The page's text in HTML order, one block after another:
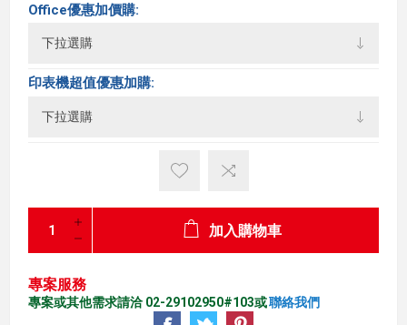
Office優惠加價購:
印表機超值優惠加購:
加入購物車
專案服務
專案或其他需求請洽 02-29102950#103或聯絡我們